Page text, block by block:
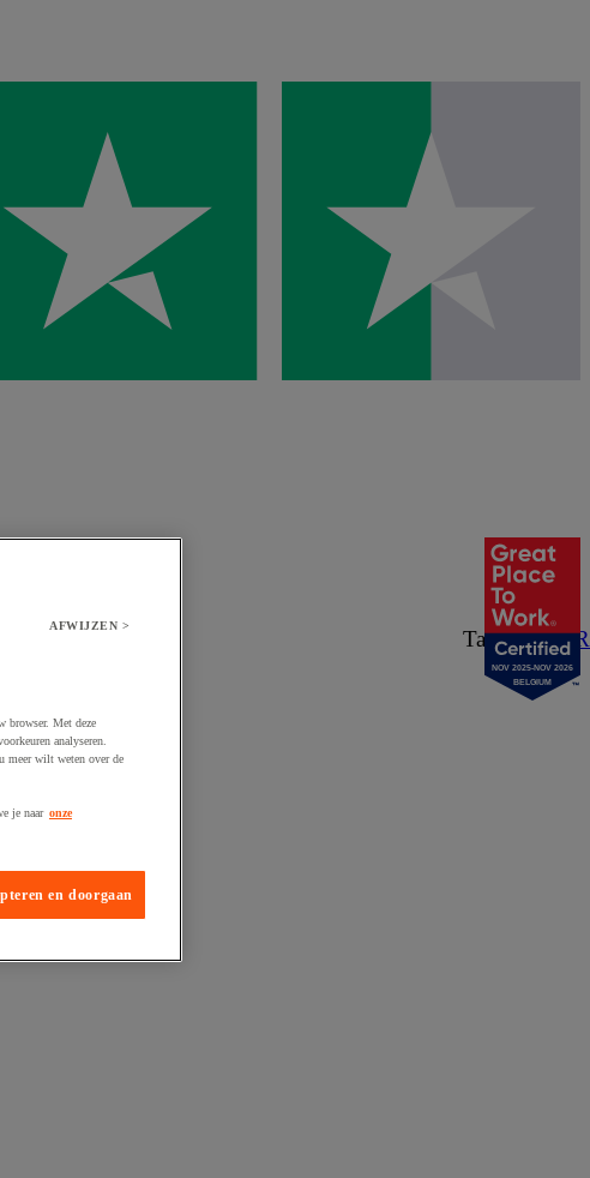
Taal:NL/FR
NOV 2025-NOV 2026
BELGIUM
AFWIJZEN >
browser. Met deze
analyseren.
meer wilt weten over de
je naar onze
en doorgaan